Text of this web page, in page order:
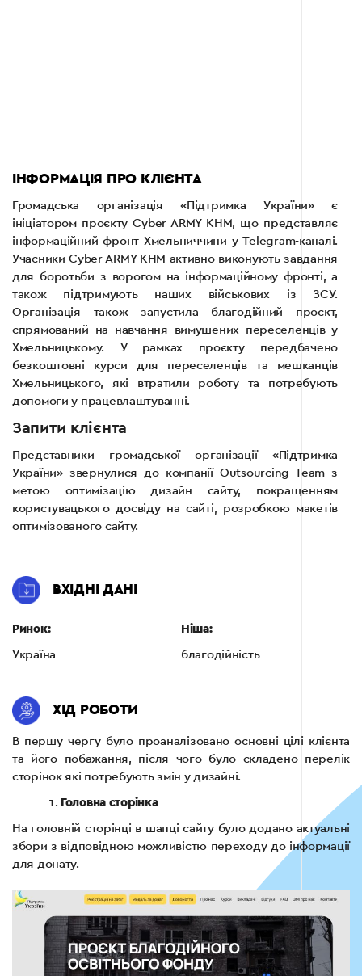
ІНФОРМАЦІЯ ПРО КЛІЄНТА
Громадська організація «Підтримка України» є
ініціатором проєкту Cyber ARMY KHM, що представляє
інформаційний фронт Хмельниччини у Telegram-каналі.
Учасники Cyber ARMY KHM активно виконують завдання
для боротьби з ворогом на інформаційному фронті, а
також підтримують наших військових із ЗСУ.
Організація також запустила благодійний проєкт,
спрямований на навчання вимушених переселенців у
Хмельницькому. У рамках проєкту передбачено
безкоштовні курси для переселенців та мешканців
Хмельницького, які втратили роботу та потребують
допомоги у працевлаштуванні.
Запити клієнта
Представники громадської організації «Підтримка
України» звернулися до компанії Outsourcing Team з
метою оптимізацію дизайн сайту, покращенням
користувацького досвіду на сайті, розробкою макетів
оптимізованого сайту.
ВХІДНІ ДАНІ
Ринок:
Україна
Ніша:
благодійність
ХІД РОБОТИ
В першу чергу було проаналізовано основні цілі клієнта
та його побажання, після чого було складено перелік
сторінок які потребують змін у дизайні.
Головна сторінка
На головній сторінці в шапці сайту було додано актуальні
збори з відповідною можливістю переходу до інформації
для донату.